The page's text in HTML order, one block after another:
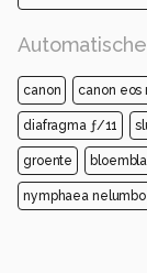
canon canon eos
diafragma ƒ/11
groente
nymphaea nelumbo